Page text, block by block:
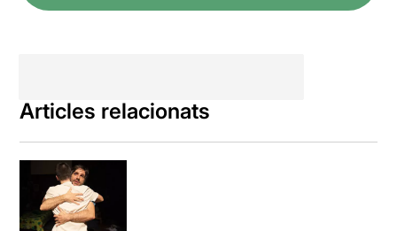
Articles relacionats